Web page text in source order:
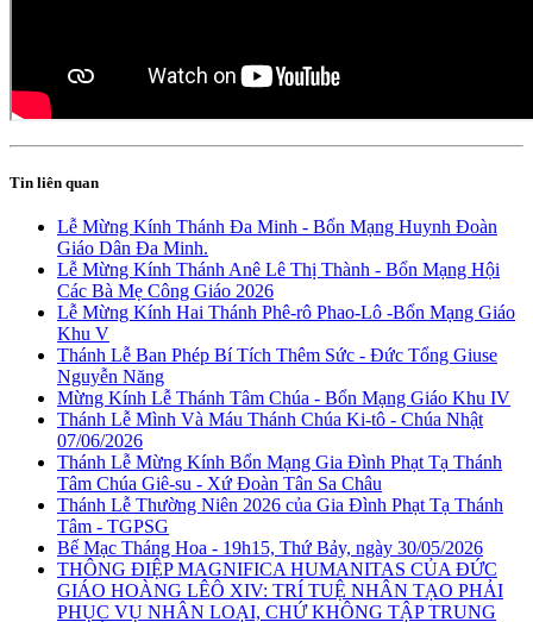
Tin liên quan
Lễ Mừng Kính Thánh Đa Minh - Bổn Mạng Huynh Đoàn
Giáo Dân Đa Minh.
Lễ Mừng Kính Thánh Anê Lê Thị Thành - Bổn Mạng Hội
Các Bà Mẹ Công Giáo 2026
Lễ Mừng Kính Hai Thánh Phê-rô Phao-Lô -Bổn Mạng Giáo
Khu V
Thánh Lễ Ban Phép Bí Tích Thêm Sức - Đức Tổng Giuse
Nguyễn Năng
Mừng Kính Lễ Thánh Tâm Chúa - Bổn Mạng Giáo Khu IV
Thánh Lễ Mình Và Máu Thánh Chúa Ki-tô - Chúa Nhật
07/06/2026
Thánh Lễ Mừng Kính Bổn Mạng Gia Đình Phạt Tạ Thánh
Tâm Chúa Giê-su - Xứ Đoàn Tân Sa Châu
Thánh Lễ Thường Niên 2026 của Gia Đình Phạt Tạ Thánh
Tâm - TGPSG
Bế Mạc Tháng Hoa - 19h15, Thứ Bảy, ngày 30/05/2026
THÔNG ĐIỆP MAGNIFICA HUMANITAS CỦA ĐỨC
GIÁO HOÀNG LÊÔ XIV: TRÍ TUỆ NHÂN TẠO PHẢI
PHỤC VỤ NHÂN LOẠI, CHỨ KHÔNG TẬP TRUNG